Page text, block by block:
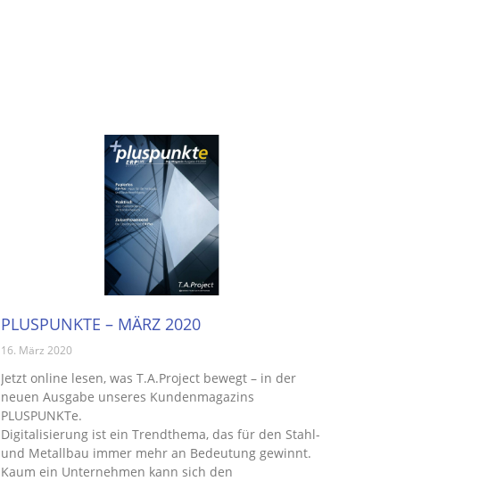
PLUSPUNKTE – MÄRZ 2020
16. März 2020
Jetzt online lesen, was T.A.Project bewegt – in der
neuen Ausgabe unseres Kundenmagazins
PLUSPUNKTe.
Digitalisierung ist ein Trendthema, das für den Stahl-
und Metallbau immer mehr an Bedeutung gewinnt.
Kaum ein Unternehmen kann sich den